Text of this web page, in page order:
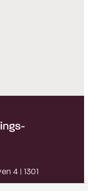
4 | 1301